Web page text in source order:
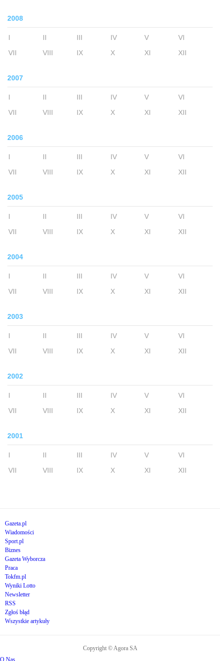
2008
I II III IV V
VI
VII
VIII IX X XI XII
2007
I II III IV V
VI
VII
VIII IX X XI XII
2006
I II III IV V
VI
VII
VIII IX X XI XII
2005
I II III IV V
VI
VII
VIII IX X XI XII
2004
I II III IV V
VI
VII
VIII IX X XI XII
2003
I II III IV V
VI
VII
VIII IX X XI XII
2002
I II III IV V
VI
VII
VIII IX X XI XII
2001
I II III IV V
VI
VII
VIII IX X XI XII
Gazeta.pl
Wiadomości
Sport.pl
Biznes
Gazeta Wyborcza
Praca
Tokfm.pl
Wyniki Lotto
Newsletter
RSS
Zgłoś błąd
Wszystkie artykuły
Copyright © Agora SA
O Nas